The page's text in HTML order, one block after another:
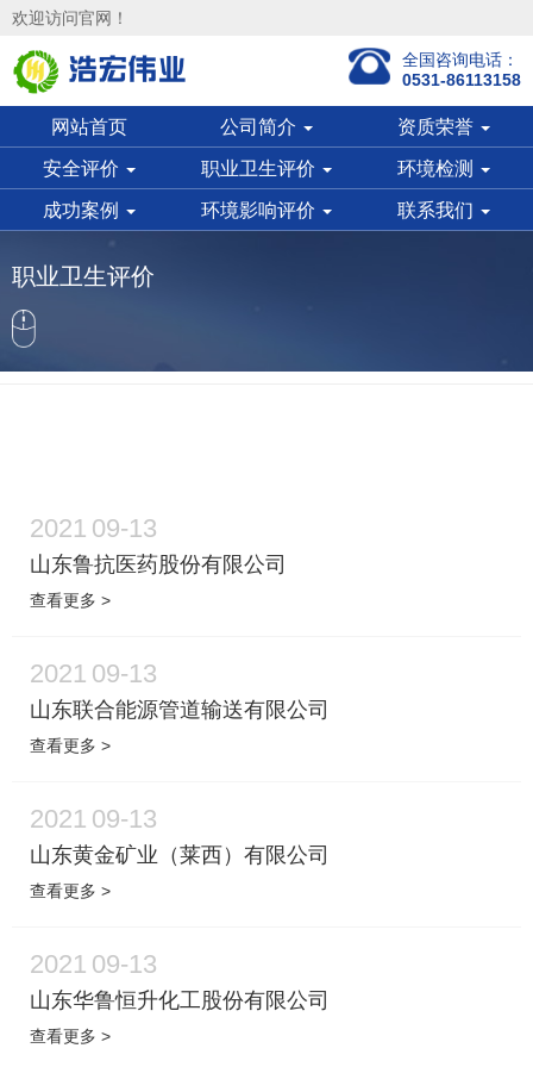
欢迎访问官网！
全国咨询电话：
0531-86113158
网站首页 公司简介 资质荣誉
安全评价 职业卫生评价 环境检测
成功案例 环境影响评价 联系我们
职业卫生评价
2021 09-13
山东鲁抗医药股份有限公司
查看更多 >
2021 09-13
山东联合能源管道输送有限公司
查看更多 >
2021 09-13
山东黄金矿业（莱西）有限公司
查看更多 >
2021 09-13
山东华鲁恒升化工股份有限公司
查看更多 >